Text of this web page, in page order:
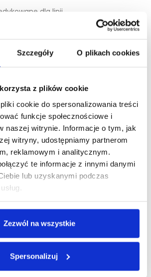
Szczegóły O plikach cookies
z plików cookie
cookie do spersonalizowania treści
funkcje społecznościowe i
naszej witrynie. Informacje o tym, jak
witryny, udostępniamy partnerom
reklamowym i analitycznym.
te informacje z innymi danymi
lub uzyskanymi podczas
Zezwól na wszystkie
Spersonalizuj
dla linii
odpady i umożliwia łatwe
gości! Pakowanie 4 szt./kart.
DO KOSZYKA
linii